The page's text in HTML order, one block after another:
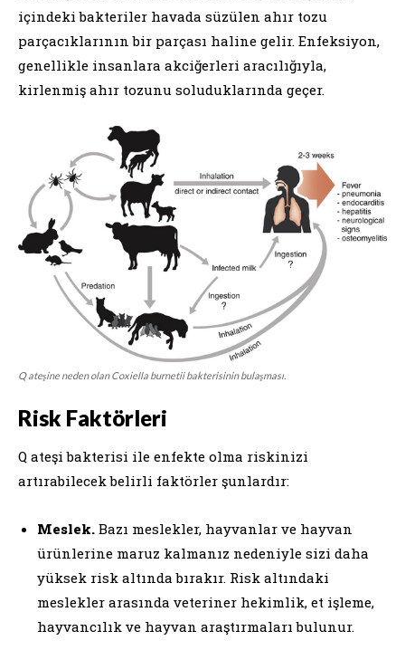
içindeki bakteriler havada süzülen ahır tozu
parçacıklarının bir parçası haline gelir. Enfeksiyon,
genellikle insanlara akciğerleri aracılığıyla,
kirlenmiş ahır tozunu soluduklarında geçer.
Q ateşine neden olan Coxiella burnetii bakterisinin bulaşması.
Risk Faktörleri
Q ateşi bakterisi ile enfekte olma riskinizi
artırabilecek belirli faktörler şunlardır:
Meslek. Bazı meslekler, hayvanlar ve hayvan
ürünlerine maruz kalmanız nedeniyle sizi daha
yüksek risk altında bırakır. Risk altındaki
meslekler arasında veteriner hekimlik, et işleme,
hayvancılık ve hayvan araştırmaları bulunur.